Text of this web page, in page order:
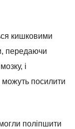
кишковими
передаючи
і
можуть посилити
поліпшити